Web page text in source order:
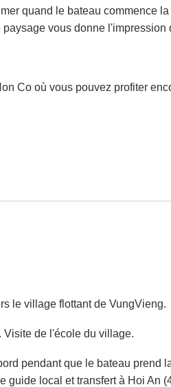
quand le bateau commence
vous donne
Co où vous pouvez profiter
le village flottant de VungVieng.
Visite de l'école du village.
pendant que le bateau prend
local et transfert à Hoi An